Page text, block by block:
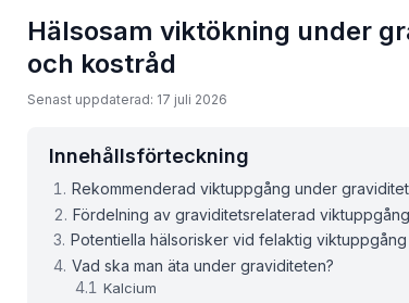
Vecka 3 165.5 - 166.0 lbs
Vecka 4 165.6 - 166.4 lbs
Vecka 5 165.7 - 166.8 lbs
Vecka 6 165.8 - 167.1 lbs
Vecka 7 165.9 - 167.5 lbs
Hälsosam viktökning under
och kostråd
Senast uppdaterad: 17 juli 2026
Innehållsförteckning
Rekommenderad viktuppgång under
Fördelning av graviditetsrelaterad
Potentiella hälsorisker vid felaktig viktuppgång
Vad ska man äta under graviditeten?
Kalcium